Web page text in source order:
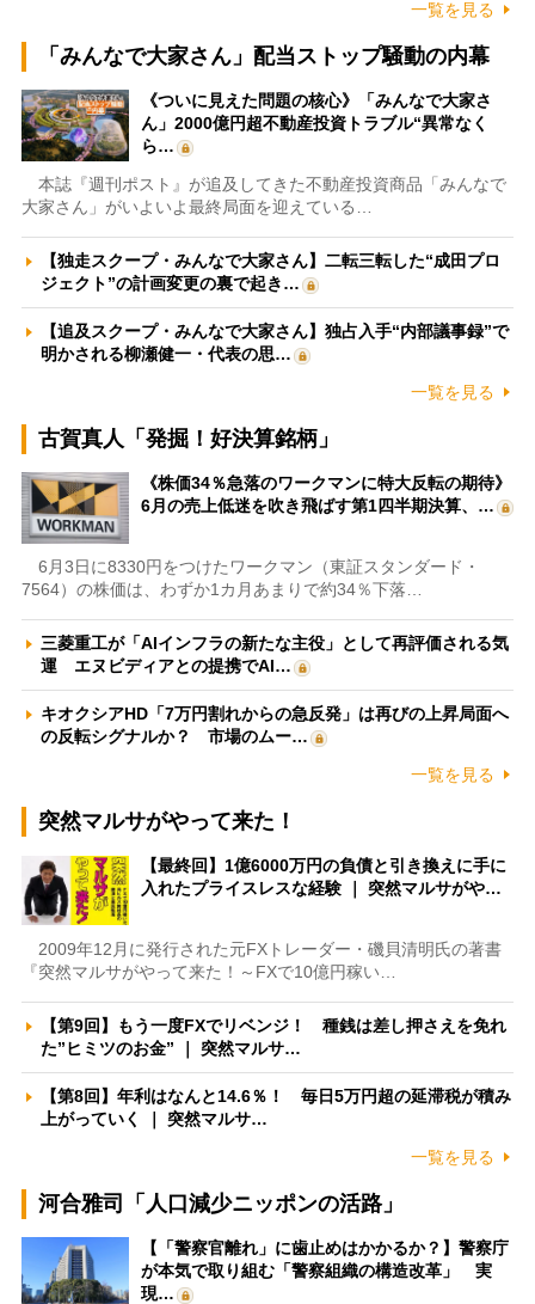
一覧を見る
「みんなで大家さん」配当ストップ騒動の内幕
《ついに見えた問題の核心》「みんなで大家さ
ん」2000億円超不動産投資トラブル“異常なく
ら…
本誌『週刊ポスト』が追及してきた不動産投資商品「みんなで
大家さん」がいよいよ最終局面を迎えている…
【独走スクープ・みんなで大家さん】二転三転した“成田プロ
ジェクト”の計画変更の裏で起き…
【追及スクープ・みんなで大家さん】独占入手“内部議事録”で
明かされる柳瀬健一・代表の思…
一覧を見る
古賀真人「発掘！好決算銘柄」
《株価34％急落のワークマンに特大反転の期待》
6月の売上低迷を吹き飛ばす第1四半期決算、…
6月3日に8330円をつけたワークマン（東証スタンダード・
7564）の株価は、わずか1カ月あまりで約34％下落…
三菱重工が「AIインフラの新たな主役」として再評価される気
運 エヌビディアとの提携でAI…
キオクシアHD「7万円割れからの急反発」は再びの上昇局面へ
の反転シグナルか？ 市場のムー…
一覧を見る
突然マルサがやって来た！
【最終回】1億6000万円の負債と引き換えに手に
入れたプライスレスな経験 ｜ 突然マルサがや…
2009年12月に発行された元FXトレーダー・磯貝清明氏の著書
『突然マルサがやって来た！～FXで10億円稼い…
【第9回】もう一度FXでリベンジ！ 種銭は差し押さえを免れ
た”ヒミツのお金” ｜ 突然マルサ…
【第8回】年利はなんと14.6％！ 毎日5万円超の延滞税が積み
上がっていく ｜ 突然マルサ…
一覧を見る
河合雅司「人口減少ニッポンの活路」
【「警察官離れ」に歯止めはかかるか？】警察庁
が本気で取り組む「警察組織の構造改革」 実
現…